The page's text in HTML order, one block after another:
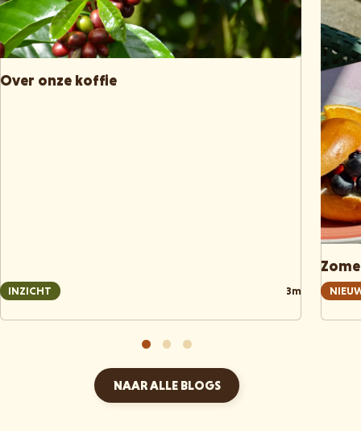
Over onze koffie
INZICHT 3m
NAAR ALLE BLOGS